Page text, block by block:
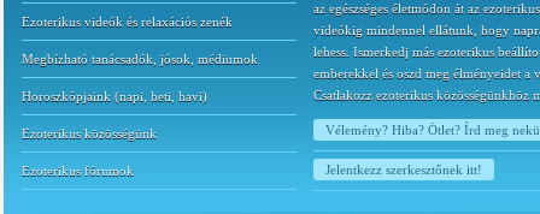
Ezoterikus videók és relaxációs zenék
Megbízható tanácsadók, jósok, médiumok
Horoszkópjaink (napi heti havi)
Ezoterikus közösségünk
Ezoterikus fórumok
az egészséges életmódon át az ezoterikus
videókig mindennel ellátunk, hogy
lehess. Ismerkedj más ezoterikus
emberekkel és oszd meg élményeidet a
Csatlakozz ezoterikus közösségünkhöz
Vélemény? Hiba? Ötlet? Írd meg
Jelentkezz szerkesztőnek itt!